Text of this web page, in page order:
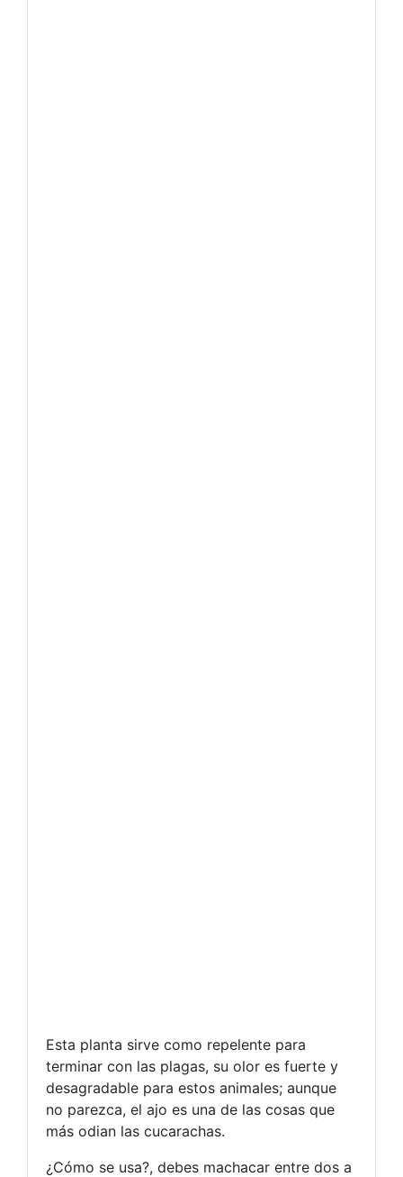
Esta planta sirve como repelente para
terminar con las plagas, su olor es fuerte y
desagradable para estos animales; aunque
no parezca, el ajo es una de las cosas que
más odian las cucarachas.
¿Cómo se usa?, debes machacar entre dos a